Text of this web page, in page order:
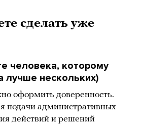
сделать уже
человека, которому
лучше нескольких)
оформить доверенность.
подачи административных
действий и решений